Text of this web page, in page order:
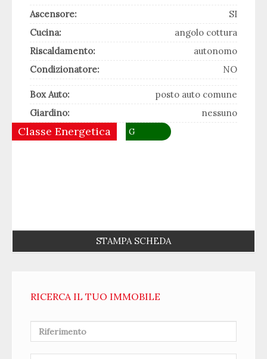
Ascensore:
SI
Cucina:
angolo cottura
Riscaldamento:
autonomo
Condizionatore:
NO
Box Auto:
posto auto comune
Giardino:
nessuno
Classe Energetica G
STAMPA SCHEDA
RICERCA IL TUO IMMOBILE